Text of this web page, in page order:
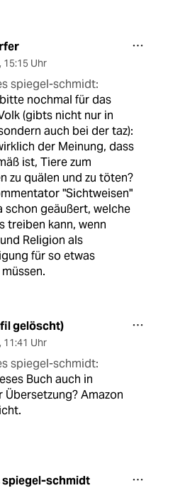
, 15:15 Uhr
spiegel-schmidt:
nochmal für das
(gibts nicht nur in
auch bei der taz):
der Meinung, dass
ist, Tiere zum
zu quälen und zu töten?
"Sichtweisen"
schon geäußert, welche
treiben kann, wenn
Religion als
für so etwas
gelöscht)
, 11:41 Uhr
spiegel-schmidt:
Buch auch in
Übersetzung? Amazon
spiegel-schmidt